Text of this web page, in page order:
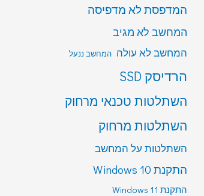
המדפסת לא מדפיסה
המחשב לא מגיב
המחשב לא עולה המחשב ננעל
הרדיסק SSD
השתלטות טכנאי מרחוק
השתלטות מרחוק
השתלטות על המחשב
התקנת Windows 10
התקנת Windows 11